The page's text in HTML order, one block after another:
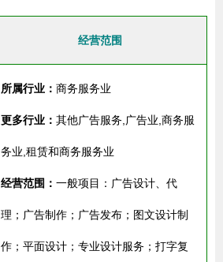
经营范围
所属行业： 商务服务业
更多行业： 其他广告服务,广告业,商务服
务业,租赁和商务服务业
经营范围： 一般项目：广告设计、代
理；广告制作；广告发布；图文设计制
作；平面设计；专业设计服务；打字复